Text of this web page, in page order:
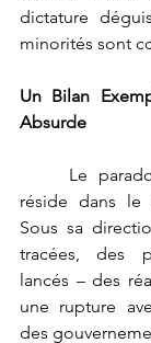
dictature
minorités sont
Un Bilan
Absurde
réside dans le
Sous sa
tracées, des
lancés – des
une rupture
des